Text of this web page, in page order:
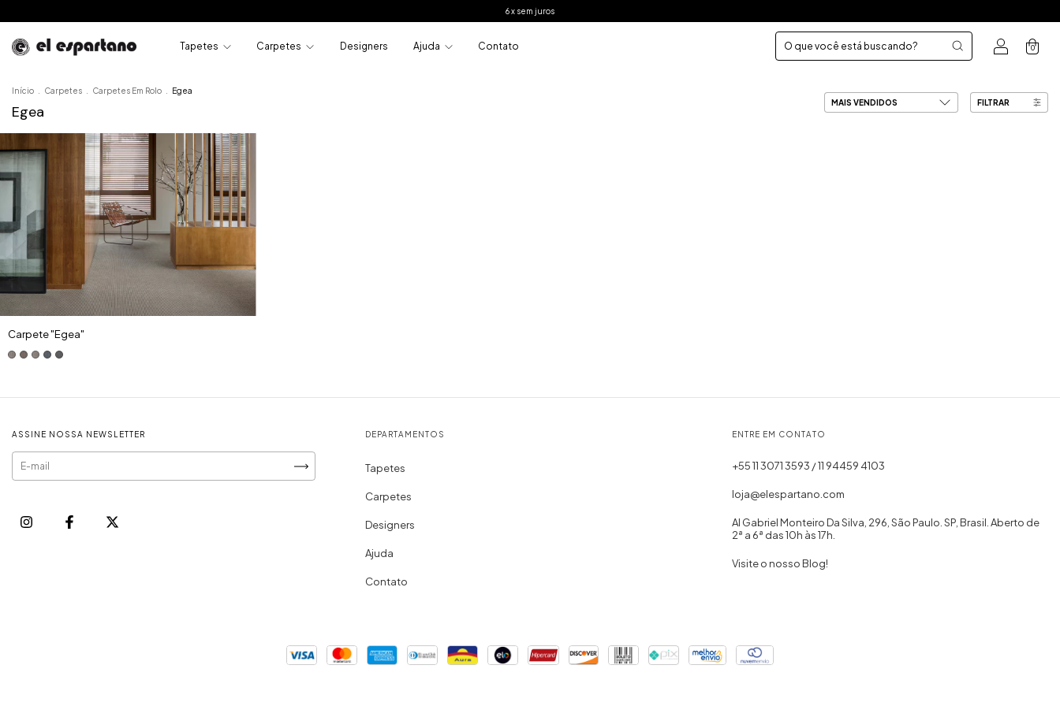
6 x sem juros
Tapetes Carpetes Designers Ajuda Contato 0
Início Carpetes Carpetes Em Rolo Egea
Egea FILTRAR
Carpete "Egea"
ASSINE NOSSA NEWSLETTER DEPARTAMENTOS
Tapetes
Carpetes
Designers
Ajuda
Contato
ENTRE EM CONTATO
+55 11 3071 3593 / 11 94459 4103
loja@elespartano.com
Al Gabriel Monteiro Da Silva, 296, São Paulo. SP, Brasil. Aberto de
2ª a 6ª das 10h às 17h.
Visite o nosso Blog!